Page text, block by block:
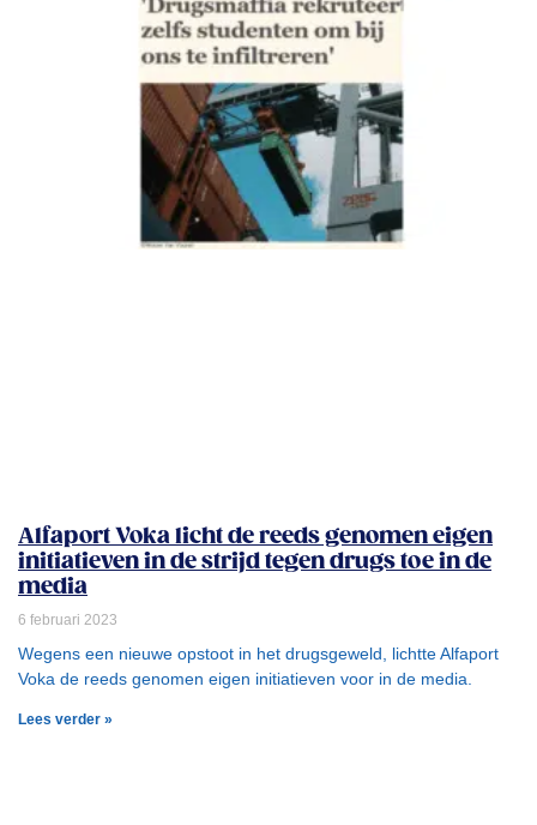
Alfaport Voka licht de reeds genomen eigen
initiatieven in de strijd tegen drugs toe in de
media
6 februari 2023
Wegens een nieuwe opstoot in het drugsgeweld, lichtte Alfaport
Voka de reeds genomen eigen initiatieven voor in de media.
Lees verder »